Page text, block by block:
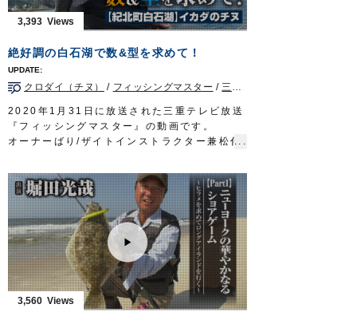
釣り時季 サガテレビ毎週日曜日朝5時30分
～6時放送https://turitoki.com/
オーナーばりwebsite
http://www.owner.co.jp
3,393
絶好調の白石湖で数&型を求めて！
クロダイ（チヌ） / フィッシングマスター / 三重県
2020年1月31日に放送された三重テレビ放送
『フィッシングマスター』の動画です。
オーナーばり/ザイトインストラクター兼松伸
ます。
■使用アイテム…ライン/ザイト・筏かかり3
号、鈎/ウルトラ競技チヌ3号
■取材協力…紀北町白石湖/ロッジ山水様
フィッシングマスター 三重テレビ放送 毎
週金曜日 23時～23時15分
http://creativeoffice-chie.com/
OWNERMOVIEhttp://ownertv.jp/
オーナーばりwebsite
http://www.owner.co.jp
3,560